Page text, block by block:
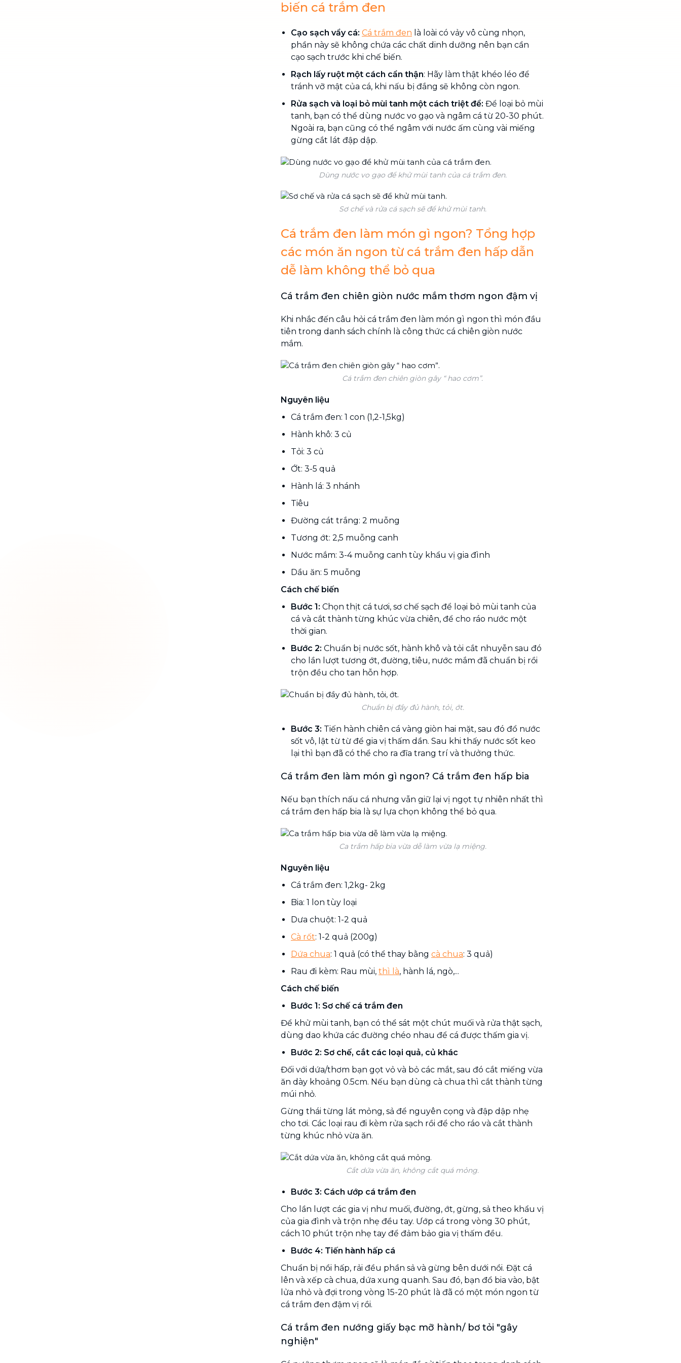
biến cá trắm đen
Cạo sạch vẩy cá: Cá trắm đen là loài có vảy vô cùng nhọn,
phần này sẽ không chứa các chất dinh dưỡng nên bạn cần
cạo sạch trước khi chế biến.
Rạch lấy ruột một cách cẩn thận: Hãy làm thật khéo léo để
tránh vỡ mật của cá, khi nấu bị đắng sẽ không còn ngon.
Rửa sạch và loại bỏ mùi tanh một cách triệt để: Để loại bỏ mùi
tanh, bạn có thể dùng nước vo gạo và ngâm cá từ 20-30 phút.
Ngoài ra, bạn cũng có thể ngâm với nước ấm cùng vài miếng
gừng cắt lát đập dập.
Dùng nước vo gạo để khử mùi tanh của cá trắm đen.
Sơ chế và rửa cá sạch sẽ để khử mùi tanh.
Cá trắm đen làm món gì ngon? Tổng hợp
các món ăn ngon từ cá trắm đen hấp dẫn
dễ làm không thể bỏ qua
Cá trắm đen chiên giòn nước mắm thơm ngon đậm vị
Khi nhắc đến câu hỏi cá trắm đen làm món gì ngon thì món đầu
tiên trong danh sách chính là công thức cá chiên giòn nước
mắm.
Cá trắm đen chiên giòn gây “ hao cơm”.
Nguyên liệu
Cá trắm đen: 1 con (1,2-1,5kg)
Hành khô: 3 củ
Tỏi: 3 củ
Ớt: 3-5 quả
Hành lá: 3 nhánh
Tiêu
Đường cát trắng: 2 muỗng
Tương ớt: 2,5 muỗng canh
Nước mắm: 3-4 muỗng canh tùy khẩu vị gia đình
Dầu ăn: 5 muỗng
Cách chế biến
Bước 1: Chọn thịt cá tươi, sơ chế sạch để loại bỏ mùi tanh của
cá và cắt thành từng khúc vừa chiên, để cho ráo nước một
thời gian.
Bước 2: Chuẩn bị nước sốt, hành khô và tỏi cắt nhuyễn sau đó
cho lần lượt tương ớt, đường, tiêu, nước mắm đã chuẩn bị rồi
trộn đều cho tan hỗn hợp.
Chuẩn bị đầy đủ hành, tỏi, ớt.
Bước 3: Tiến hành chiên cá vàng giòn hai mặt, sau đó đổ nước
sốt vô, lật từ từ để gia vị thấm dần. Sau khi thấy nước sốt keo
lại thì bạn đã có thể cho ra đĩa trang trí và thưởng thức.
Cá trắm đen làm món gì ngon? Cá trắm đen hấp bia
Nếu bạn thích nấu cá nhưng vẫn giữ lại vị ngọt tự nhiên nhất thì
cá trắm đen hấp bia là sự lựa chọn không thể bỏ qua.
Ca trắm hấp bia vừa dễ làm vừa lạ miệng.
Nguyên liệu
Cá trắm đen: 1,2kg- 2kg
Bia: 1 lon tùy loại
Dưa chuột: 1-2 quả
Cà rốt: 1-2 quả (200g)
Dứa chua: 1 quả (có thể thay bằng cà chua: 3 quả)
Rau đi kèm: Rau mùi, thì là, hành lá, ngò,...
Cách chế biến
Bước 1: Sơ chế cá trắm đen
Để khử mùi tanh, bạn có thể sát một chút muối và rửa thật sạch,
dùng dao khứa các đường chéo nhau để cá được thấm gia vị.
Bước 2: Sơ chế, cắt các loại quả, củ khác
Đối với dứa/thơm bạn gọt vỏ và bỏ các mắt, sau đó cắt miếng vừa
ăn dày khoảng 0.5cm. Nếu bạn dùng cà chua thì cắt thành từng
múi nhỏ.
Gừng thái từng lát mỏng, sả để nguyên cọng và đập dập nhẹ
cho tơi. Các loại rau đi kèm rửa sạch rồi để cho ráo và cắt thành
từng khúc nhỏ vừa ăn.
Cắt dứa vừa ăn, không cắt quá mỏng.
Bước 3: Cách ướp cá trắm đen
Cho lần lượt các gia vị như muối, đường, ớt, gừng, sả theo khẩu vị
của gia đình và trộn nhẹ đều tay. Ướp cá trong vòng 30 phút,
cách 10 phút trộn nhẹ tay để đảm bảo gia vị thấm đều.
Bước 4: Tiến hành hấp cá
Chuẩn bị nồi hấp, rải đều phần sả và gừng bên dưới nồi. Đặt cá
lên và xếp cà chua, dứa xung quanh. Sau đó, bạn đổ bia vào, bật
lửa nhỏ và đợi trong vòng 15-20 phút là đã có một món ngon từ
cá trắm đen đậm vị rồi.
Cá trắm đen nướng giấy bạc mỡ hành/ bơ tỏi "gây
nghiện"